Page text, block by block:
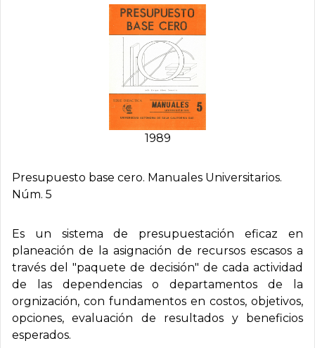
1989
Presupuesto base cero. Manuales Universitarios.
Núm. 5
Es un sistema de presupuestación eficaz en
planeación de la asignación de recursos escasos a
través del "paquete de decisión" de cada actividad
de las dependencias o departamentos de la
orgnización, con fundamentos en costos, objetivos,
opciones, evaluación de resultados y beneficios
esperados.